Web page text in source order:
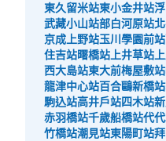
東久留米站東小金井站
武藏小山站部白河原站
京成上野站玉川學園前站
住吉站曙橋站 上井草站
西大島站東大前梅屋敷站
龍津中心站百合鷗新橋站
駒込站高井戶站四木站
赤羽橋站千歲船橋站代
竹橋站潮見站東陽町站